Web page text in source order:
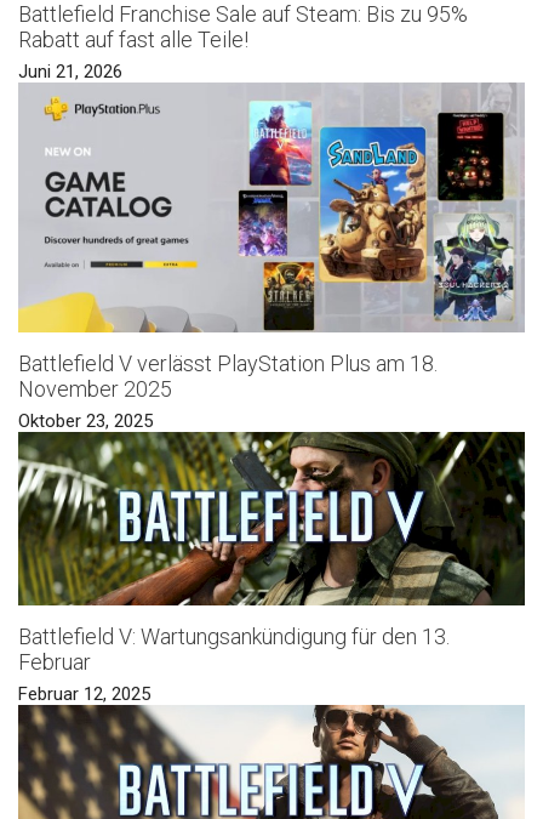
Battlefield Franchise Sale auf Steam: Bis zu 95%
Rabatt auf fast alle Teile!
Juni 21, 2026
Battlefield V verlässt PlayStation Plus am 18.
November 2025
Oktober 23, 2025
Battlefield V: Wartungsankündigung für den 13.
Februar
Februar 12, 2025